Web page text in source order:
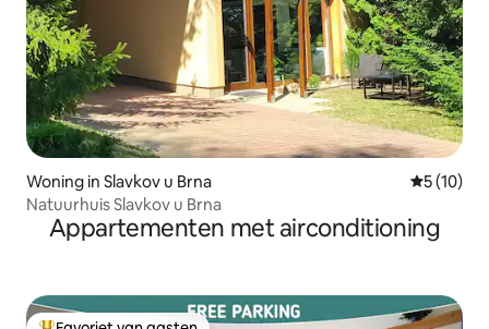
Woning in Slavkov u Brna
5 (10)
Natuurhuis Slavkov u Brna
Appartementen met airconditioning